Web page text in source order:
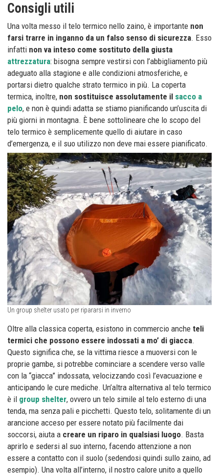
Consigli utili
Una volta messo il telo termico nello zaino, è importante non
farsi trarre in inganno da un falso senso di sicurezza. Esso
infatti non va inteso come sostituto della giusta
attrezzatura: bisogna sempre vestirsi con l’abbigliamento più
adeguato alla stagione e alle condizioni atmosferiche, e
portarsi dietro qualche strato termico in più. La coperta
termica, inoltre, non sostituisce assolutamente il sacco a
pelo, e non è quindi adatta se stiamo pianificando un’uscita di
più giorni in montagna. È bene sottolineare che lo scopo del
telo termico è semplicemente quello di aiutare in caso
d’emergenza, e il suo utilizzo non deve mai essere pianificato.
Un group shelter usato per ripararsi in inverno
Oltre alla classica coperta, esistono in commercio anche teli
termici che possono essere indossati a mo’ di giacca.
Questo significa che, se la vittima riesce a muoversi con le
proprie gambe, si potrebbe cominciare a scendere verso valle
con la “giacca” indossata, velocizzando così l’evacuazione e
anticipando le cure mediche. Un’altra alternativa al telo termico
è il group shelter, ovvero un telo simile al telo esterno di una
tenda, ma senza pali e picchetti. Questo telo, solitamente di un
arancione acceso per essere notato più facilmente dai
soccorsi, aiuta a creare un riparo in qualsiasi luogo. Basta
aprirlo e sedersi al suo interno, facendo attenzione a non
essere a contatto con il suolo (sedendosi quindi sullo zaino, ad
esempio). Una volta all’interno, il nostro calore unito a quello